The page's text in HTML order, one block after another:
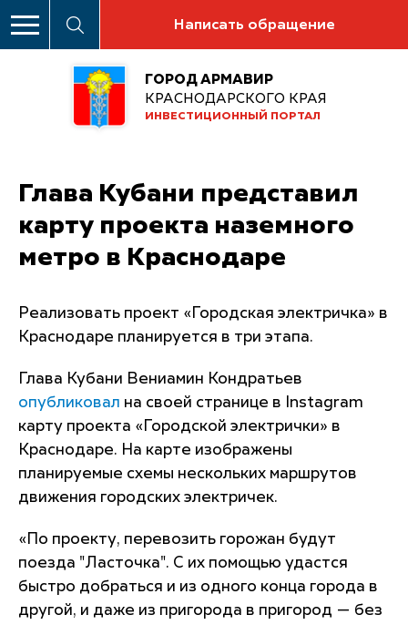
Написать обращение
ГОРОД АРМАВИР
КРАСНОДАРСКОГО КРАЯ
ИНВЕСТИЦИОННЫЙ ПОРТАЛ
Глава Кубани представил
карту проекта наземного
метро в Краснодаре
Реализовать проект «Городская электричка» в
Краснодаре планируется в три этапа.
Глава Кубани Вениамин Кондратьев
опубликовал на своей странице в Instagram
карту проекта «Городской электрички» в
Краснодаре. На карте изображены
планируемые схемы нескольких маршрутов
движения городских электричек.
«По проекту, перевозить горожан будут
поезда "Ласточка". С их помощью удастся
быстро добраться и из одного конца города в
другой, и даже из пригорода в пригород — без